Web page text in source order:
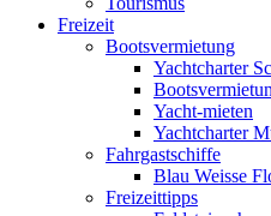
Freizeit
Bootsvermietung
Yachtcharter
Yacht-mieten
Yachtcharter
Fahrgastschiffe
Blau Weisse
Freizeittipps